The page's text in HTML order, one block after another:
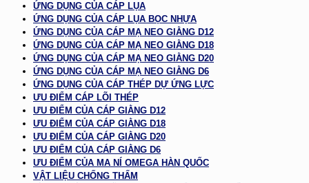
ỨNG DỤNG CỦA CÁP LỤA
ỨNG DỤNG CỦA CÁP LỤA BỌC NHỰA
ỨNG DỤNG CỦA CÁP MẠ NEO GIẰNG D12
ỨNG DỤNG CỦA CÁP MẠ NEO GIẰNG D18
ỨNG DỤNG CỦA CÁP MẠ NEO GIẰNG D20
ỨNG DỤNG CỦA CÁP MẠ NEO GIẰNG D6
ỨNG DỤNG CỦA CÁP THÉP DỰ ỨNG LỰC
ƯU ĐIỂM CÁP LÕI THÉP
ƯU ĐIỂM CỦA CÁP GIẰNG D12
ƯU ĐIỂM CỦA CÁP GIẰNG D18
ƯU ĐIỂM CỦA CÁP GIẰNG D20
ƯU ĐIỂM CỦA CÁP GIẰNG D6
ƯU ĐIỂM CỦA MA NÍ OMEGA HÀN QUỐC
VẬT LIỆU CHỐNG THẤM